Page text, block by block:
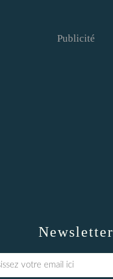
Newsletter
Publicité